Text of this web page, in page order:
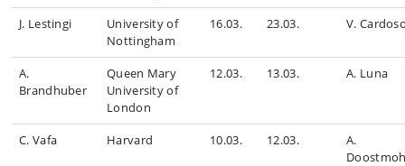
J. Lestingi
University of
Nottingham
16.03. 23.03. V.
A.
Brandhuber
Queen Mary
University of
London
12.03. 13.03. A. Luna
C. Vafa Harvard 10.03. 12.03.
A.